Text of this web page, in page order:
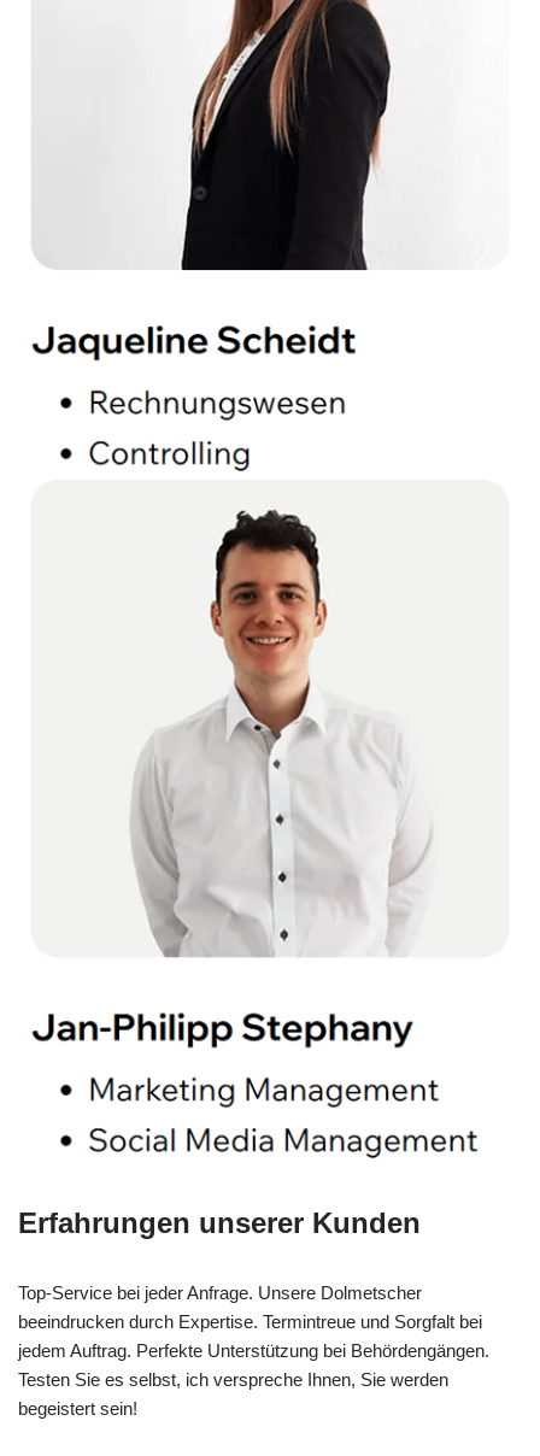
Erfahrungen unserer Kunden
Top-Service bei jeder Anfrage. Unsere Dolmetscher
beeindrucken durch Expertise. Termintreue und Sorgfalt bei
jedem Auftrag. Perfekte Unterstützung bei Behördengängen.
Testen Sie es selbst, ich verspreche Ihnen, Sie werden
begeistert sein!